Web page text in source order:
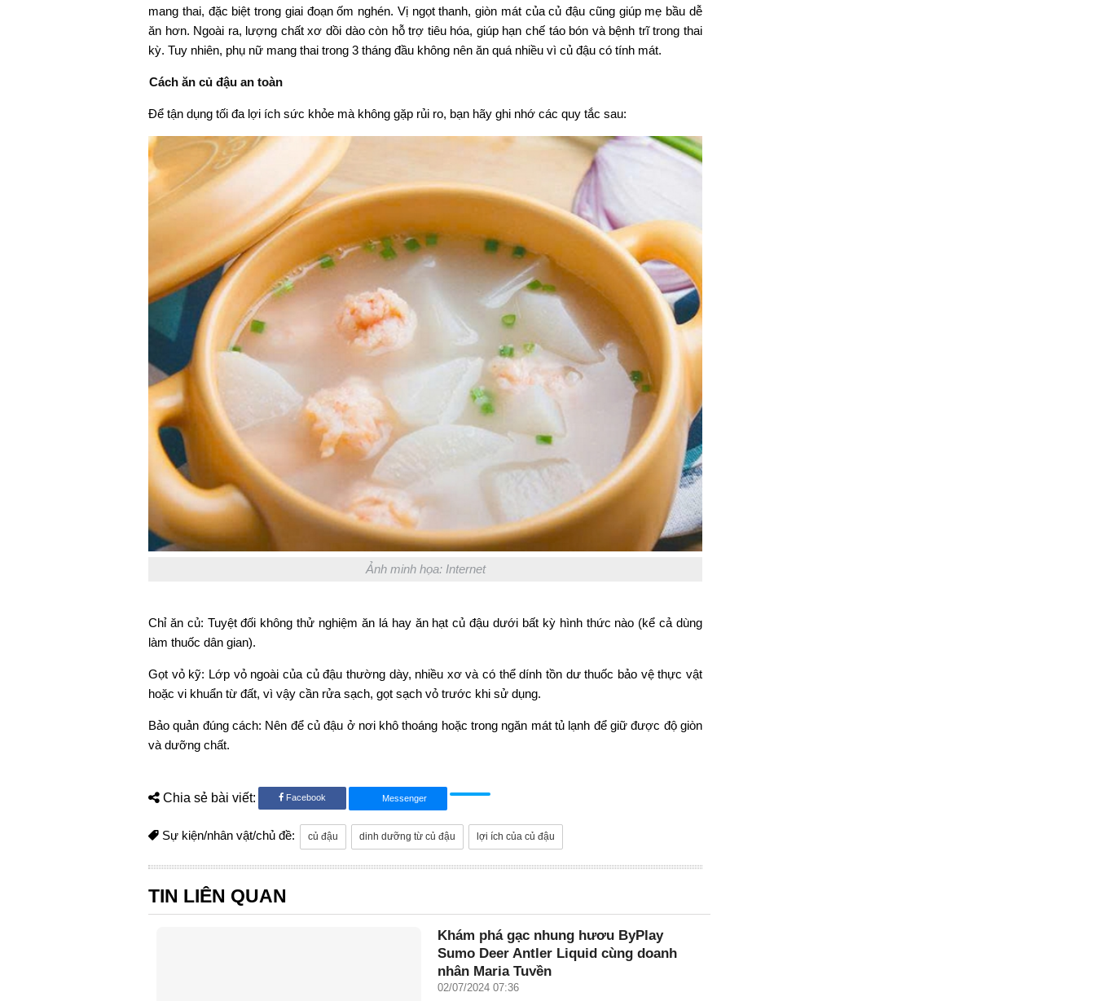
mang thai, đặc biệt trong giai đoạn ốm nghén. Vị ngọt thanh, giòn mát của củ đậu cũng giúp mẹ bầu dễ
ăn hơn. Ngoài ra, lượng chất xơ dồi dào còn hỗ trợ tiêu hóa, giúp hạn chế táo bón và bệnh trĩ trong thai
kỳ. Tuy nhiên, phụ nữ mang thai trong 3 tháng đầu không nên ăn quá nhiều vì củ đậu có tính mát.
Cách ăn củ đậu an toàn
Để tận dụng tối đa lợi ích sức khỏe mà không gặp rủi ro, bạn hãy ghi nhớ các quy tắc sau:
Ảnh minh họa: Internet
Chỉ ăn củ: Tuyệt đối không thử nghiệm ăn lá hay ăn hạt củ đậu dưới bất kỳ hình thức nào (kể cả dùng
làm thuốc dân gian).
Gọt vỏ kỹ: Lớp vỏ ngoài của củ đậu thường dày, nhiều xơ và có thể dính tồn dư thuốc bảo vệ thực vật
hoặc vi khuẩn từ đất, vì vậy cần rửa sạch, gọt sạch vỏ trước khi sử dụng.
Bảo quản đúng cách: Nên để củ đậu ở nơi khô thoáng hoặc trong ngăn mát tủ lạnh để giữ được độ giòn
và dưỡng chất.
Chia sẻ bài viết: Facebook Messenger
Sự kiện/nhân vật/chủ đề: củ đậu dinh dưỡng từ củ đậu lợi ích của củ đậu
TIN LIÊN QUAN
Khám phá gạc nhung hươu ByPlay
Sumo Deer Antler Liquid cùng doanh
nhân Maria Tuyền
02/07/2024 07:36